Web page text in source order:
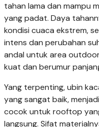
tahan lama dan mampu
yang padat. Daya
kondisi cuaca ekstrem,
intens dan perubahan
andal untuk area
kuat dan berumur
Yang terpenting, ubin
yang sangat baik,
cocok untuk rooftop
langsung. Sifat